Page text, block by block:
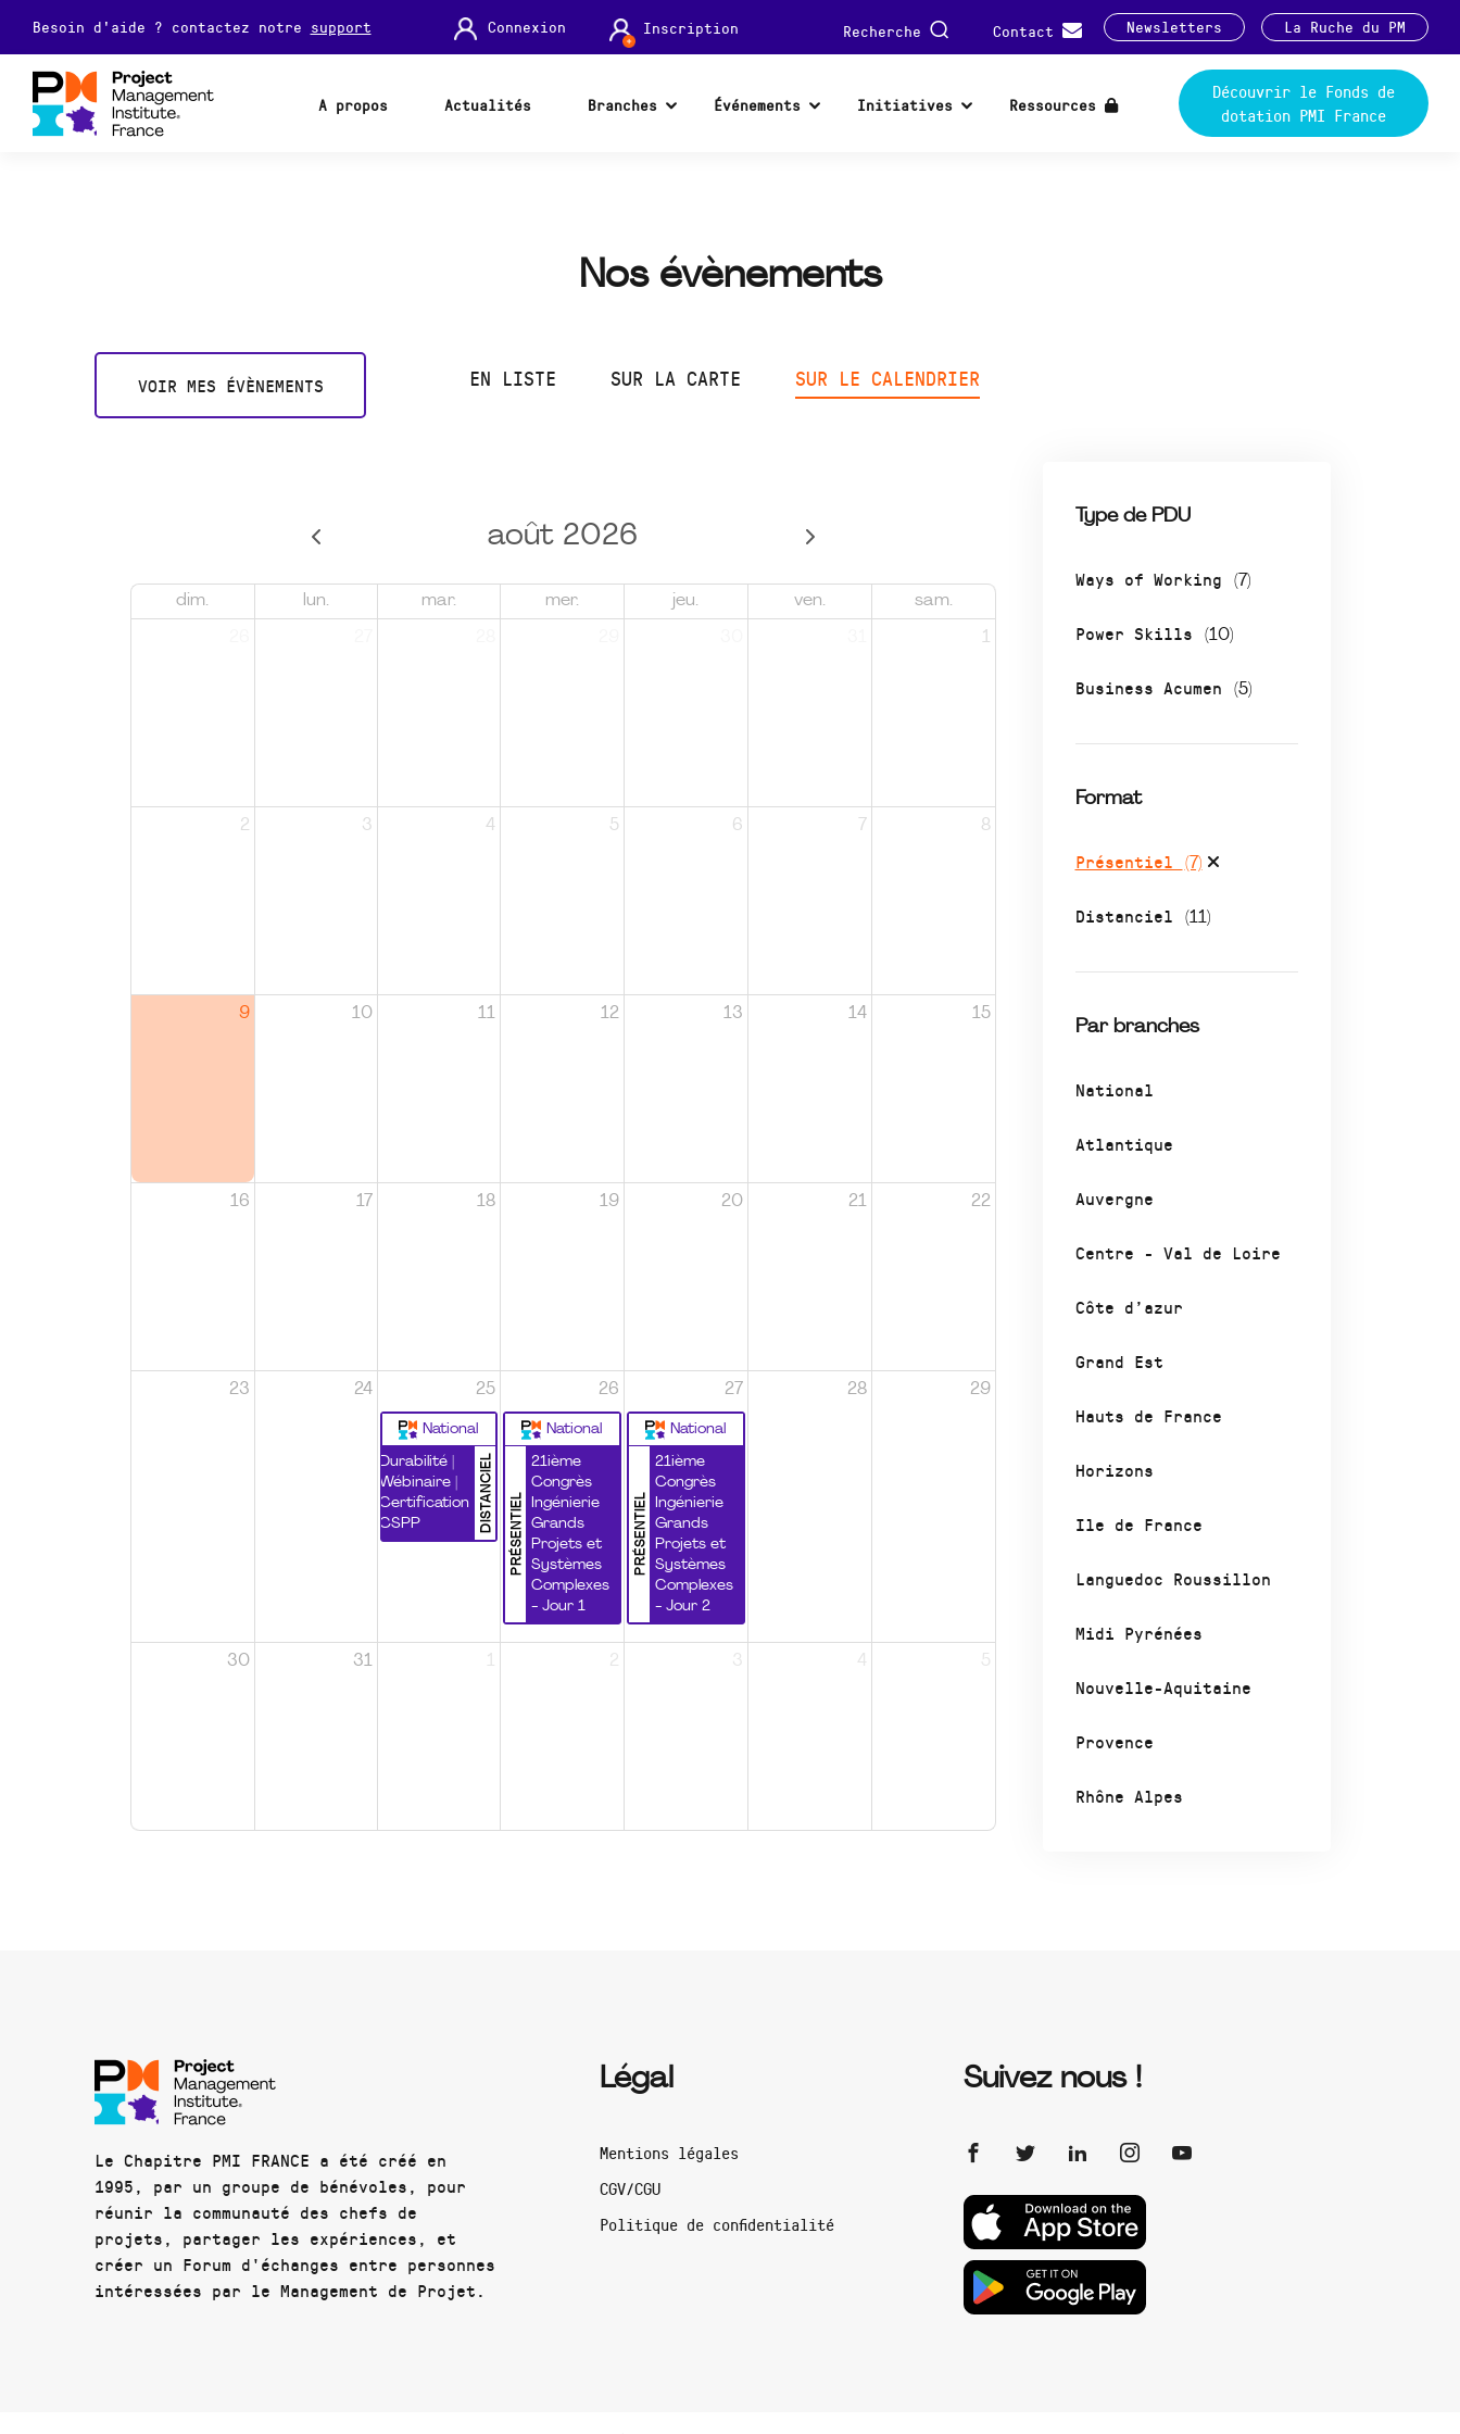
Besoin d'aide ? contactez notre support Connexion Inscription Recherche Contact Newsletters La Ruche du PM
A propos Actualités Branches Événements Initiatives Ressources
Découvrir le Fonds de
dotation PMI France
Nos évènements
VOIR MES ÉVÈNEMENTS EN LISTE SUR LA CARTE SUR LE CALENDRIER
Type de PDU
Ways of Working (7)
Power Skills (10)
Business Acumen (5)
Format
Présentiel (7)
Distanciel (11)
Par branches
National
Atlantique
Auvergne
Centre - Val de Loire
Côte d’azur
Grand Est
Hauts de France
Horizons
Ile de France
Languedoc Roussillon
Midi Pyrénées
Nouvelle-Aquitaine
Provence
Rhône Alpes
août 2026
dim. lun. mar. mer. jeu. ven. sam.
1
2 3 4 5 6 7 8
9 10 11 12 13 14 15
16 17 18 19 20 21 22
23 24 25
National
DISTANCIEL
Durabilité |
Wébinaire |
Certification
CSPP
26
National
PRÉSENTIEL
21ième
Congrès
Ingénierie
Grands
Projets et
Systèmes
Complexes
- Jour 1
27
National
PRÉSENTIEL
21ième
Congrès
Ingénierie
Grands
Projets et
Systèmes
Complexes
- Jour 2
28 29
30 31 1 2 3 4 5
Le Chapitre PMI FRANCE a été créé en
1995, par un groupe de bénévoles, pour
réunir la communauté des chefs de
projets, partager les expériences, et
créer un Forum d'échanges entre personnes
intéressées par le Management de Projet.
Légal
Mentions légales
CGV/CGU
Politique de confidentialité
Suivez nous !